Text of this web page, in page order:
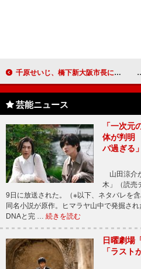
千原せいじ、橋下新大阪市長に要望 「タクシー乗り場の屋根を延ばして
芸能ニュース
「一次元
体が判明
バ過ぎる
山田涼介
木」（読売
9日に放送された。（※以下、ネタバレを
同名小説が原作。ヒマラヤ山中で発掘さ
DNAと完 … 続きを読む
日曜劇場
「ラスト